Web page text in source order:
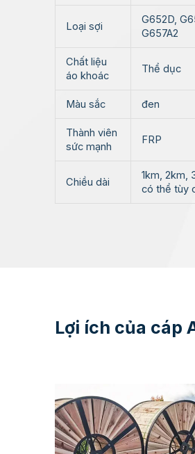
Loại sợi
G652D,
G657A2
Chất liệu
áo khoác
Thể dục
Màu sắc đen
Thành viên
sức mạnh
FRP
Chiều dài
1km, 2km,
có thể tùy
Lợi ích của cáp